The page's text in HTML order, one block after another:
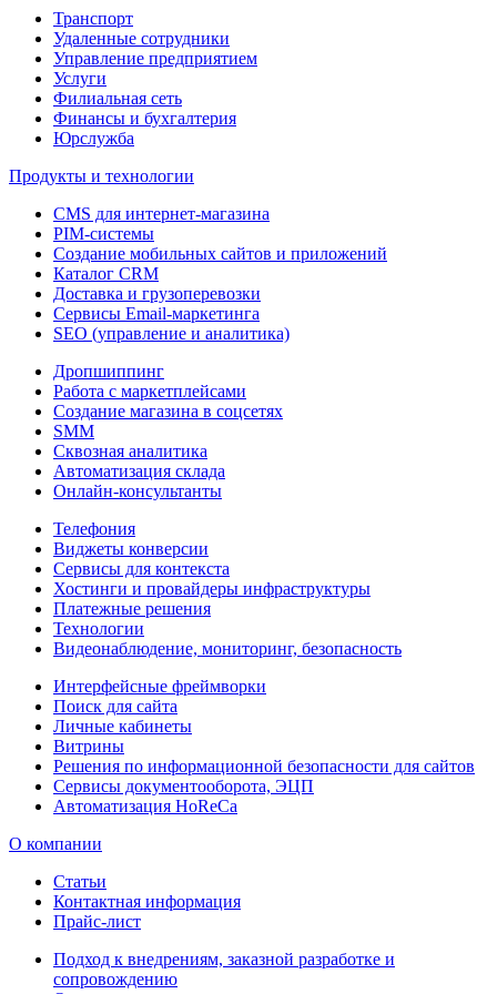
Транспорт
Удаленные сотрудники
Управление предприятием
Услуги
Филиальная сеть
Финансы и бухгалтерия
Юрслужба
Продукты и технологии
CMS для интернет-магазина
PIM-системы
Создание мобильных сайтов и приложений
Каталог CRM
Доставка и грузоперевозки
Сервисы Email-маркетинга
SEO (управление и аналитика)
Дропшиппинг
Работа с маркетплейсами
Создание магазина в соцсетях
SMM
Сквозная аналитика
Автоматизация склада
Онлайн-консультанты
Телефония
Виджеты конверсии
Сервисы для контекста
Хостинги и провайдеры инфраструктуры
Платежные решения
Технологии
Видеонаблюдение, мониторинг, безопасность
Интерфейсные фреймворки
Поиск для сайта
Личные кабинеты
Витрины
Решения по информационной безопасности для сайтов
Сервисы документооборота, ЭЦП
Автоматизация HoReCa
О компании
Статьи
Контактная информация
Прайс-лист
Подход к внедрениям, заказной разработке и
сопровождению